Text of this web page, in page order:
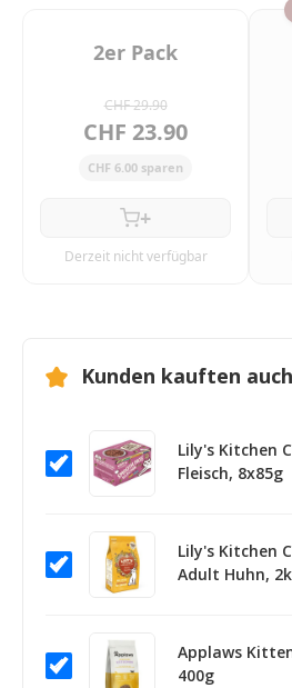
2er Pack
CHF 29.90
CHF 23.90
CHF 6.00 sparen
+
Derzeit nicht verfügbar
Kunden kauften auch
Lily's Kitchen
Fleisch, 8x85g
Lily's Kitchen
Adult Huhn,
Applaws
400g